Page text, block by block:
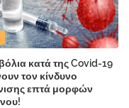
κατά της Covid-19
τον κίνδυνο
επτά μορφών